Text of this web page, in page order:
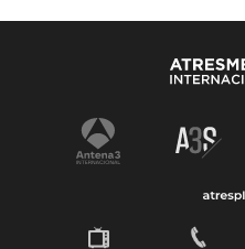
Antena 3 Noticias
Tu cara me suena